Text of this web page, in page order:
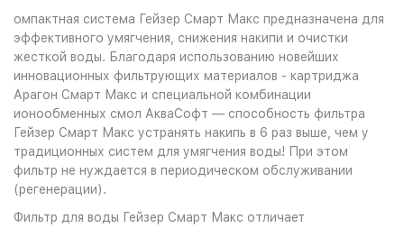
омпактная система Гейзер Смарт Макс предназначена для
эффективного умягчения, снижения накипи и очистки
жесткой воды. Благодаря использованию новейших
инновационных фильтрующих материалов - картриджа
Арагон Смарт Макс и специальной комбинации
ионообменных смол АкваСофт — способность фильтра
Гейзер Смарт Макс устранять накипь в 6 раз выше, чем у
традиционных систем для умягчения воды! При этом
фильтр не нуждается в периодическом обслуживании
(регенерации).
Фильтр для воды Гейзер Смарт Макс отличает